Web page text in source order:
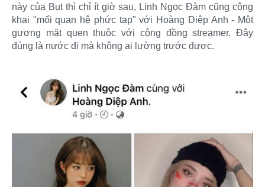
này của Bụt thì chỉ ít giờ sau, Linh Ngọc Đàm cũng công
khai "mối quan hệ phức tạp" với Hoàng Diệp Anh - Một
gương mặt quen thuộc với cộng đồng streamer. Đây
đúng là nước đi mà không ai lường trước được.